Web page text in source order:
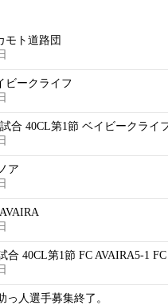
モト道路団
ビークライフ
試合 40CL第1節 ベイビークライ
ア
合 40CL第1節 FC AVAIRA5-1
っ人選手募集終了。